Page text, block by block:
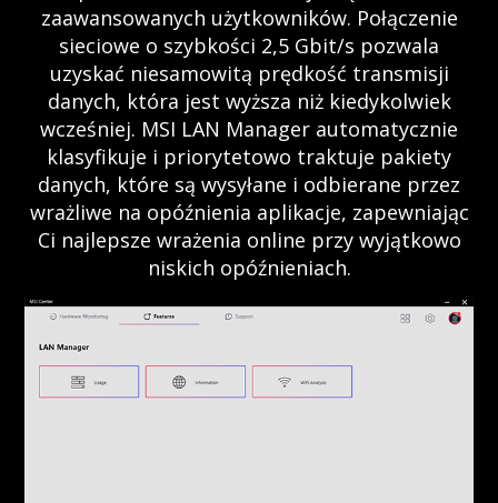
zaawansowanych użytkowników. Połączenie
sieciowe o szybkości 2,5 Gbit/s pozwala
uzyskać niesamowitą prędkość transmisji
danych, która jest wyższa niż kiedykolwiek
wcześniej. MSI LAN Manager automatycznie
klasyfikuje i priorytetowo traktuje pakiety
danych, które są wysyłane i odbierane przez
wrażliwe na opóźnienia aplikacje, zapewniając
Ci najlepsze wrażenia online przy wyjątkowo
niskich opóźnieniach.